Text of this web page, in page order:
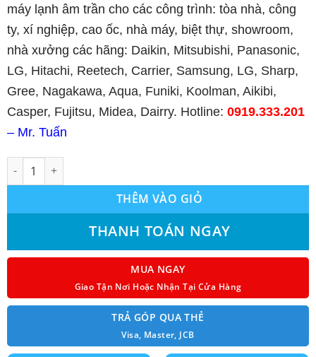
máy lạnh âm trần cho các công trình: tòa nhà, công
ty, xí nghiệp, cao ốc, nhà máy, biệt thự, showroom,
nhà xưởng các hãng: Daikin, Mitsubishi, Panasonic,
LG, Hitachi, Reetech, Carrier, Samsung, LG, Sharp,
Gree, Nagakawa, Aqua, Funiki, Koolman, Aikibi,
Casper, Fujitsu, Midea, Dairry. Hotline: 0919.333.201
– Mr. Tuấn
Thi Công Máy Lạnh Âm Trần Toshiba số lượng
THÊM VÀO GIỎ
THANH TOÁN NGAY
MUA NGAY
Giao Tận Nơi Hoặc Nhận Tại Cửa Hàng
TRẢ GÓP QUA THẺ
Visa, Master, JCB